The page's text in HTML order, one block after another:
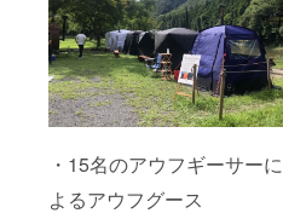
・15名のアウフギーサーに
よるアウフグース